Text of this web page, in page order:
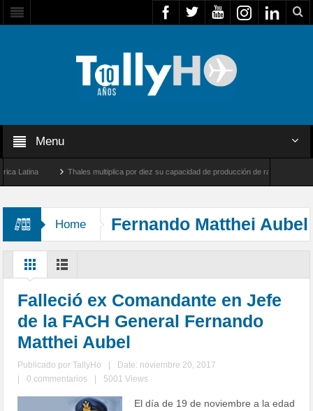
Menu
Thales multiplica por diez su capacidad de producción de radares en Brasil
Home Fernando Matthei Aubel
Falleció ex Comandante en Jefe
de la FACH General Fernando
Matthei Aubel
Publicado porTallyHo
Date: noviembre 20, 2017
0 commentarios 5001 Views
El día de 19 de noviembre a la edad